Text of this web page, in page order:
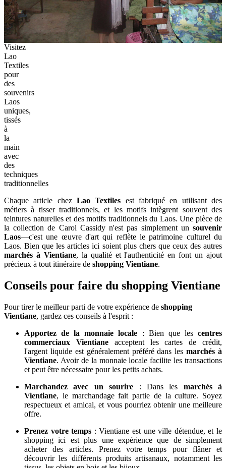
Visitez
Lao
Textiles
pour
des
souvenirs
Laos
uniques,
tissés
à
la
main
avec
des
techniques
traditionnelles
Chaque article chez Lao Textiles est fabriqué en utilisant des
métiers à tisser traditionnels, et les motifs intègrent souvent des
teintures naturelles et des motifs traditionnels du Laos. Une pièce de
la collection de Carol Cassidy n'est pas simplement un souvenir
Laos—c'est une œuvre d'art qui reflète le patrimoine culturel du
Laos. Bien que les articles ici soient plus chers que ceux des autres
marchés à Vientiane, la qualité et l'authenticité en font un ajout
précieux à tout itinéraire de shopping Vientiane.
Conseils pour faire du shopping Vientiane
Pour tirer le meilleur parti de votre expérience de shopping
Vientiane, gardez ces conseils à l'esprit :
Apportez de la monnaie locale : Bien que lescentres
commerciaux Vientianeacceptent les cartes de crédit,
l'argent liquide est généralement préféré dans lesmarchés à
Vientiane. Avoir de la monnaie locale facilite les transactions
et peut être nécessaire pour les petits achats.
Marchandez avec un sourire : Dans les marchés à
Vientiane, le marchandage fait partie de la culture. Soyez
respectueux et amical, et vous pourriez obtenir une meilleure
offre.
Prenez votre temps : Vientiane est une ville détendue, et le
shopping ici est plus une expérience que de simplement
acheter des articles. Prenez votre temps pour flâner et
découvrir les différents produits artisanaux, notamment les